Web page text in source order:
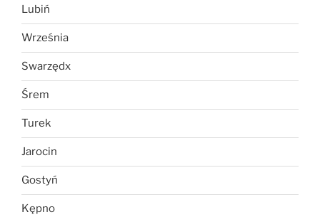
Lubiń
Września
Swarzędx
Śrem
Turek
Jarocin
Gostyń
Kępno